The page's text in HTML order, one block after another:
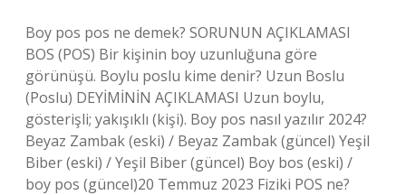
Boy pos pos ne demek? SORUNUN AÇIKLAMASI
BOS (POS) Bir kişinin boy uzunluğuna göre
görünüşü. Boylu poslu kime denir? Uzun Boslu
(Poslu) DEYİMİNİN AÇIKLAMASI Uzun boylu,
gösterişli; yakışıklı (kişi). Boy pos nasıl yazılır 2024?
Beyaz Zambak (eski) / Beyaz Zambak (güncel) Yeşil
Biber (eski) / Yeşil Biber (güncel) Boy bos (eski) /
boy pos (güncel)20 Temmuz 2023 Fiziki POS ne?